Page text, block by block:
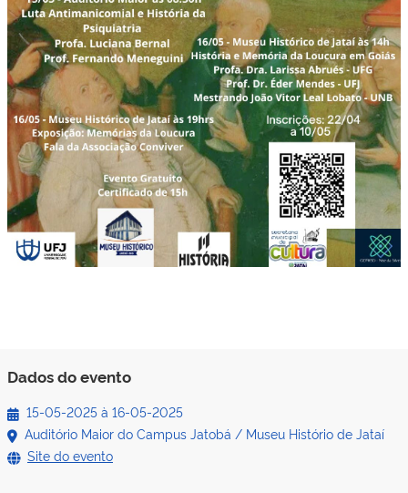
Dados do evento
15-05-2025 à 16-05-2025
Auditório Maior do Campus Jatobá / Museu Histório de Jataí
Site do evento